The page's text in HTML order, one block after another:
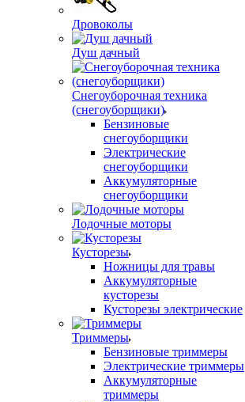
Дровоколы
Душ дачный
Снегоуборочная техника
(снегоуборщики)
Бензиновые
снегоуборщики
Электрические
снегоуборщики
Аккумуляторные
снегоуборщики
Лодочные моторы
Кусторезы
Ножницы для травы
Аккумуляторные
кусторезы
Кусторезы электрические
Триммеры
Бензиновые триммеры
Электрические триммеры
Аккумуляторные
триммеры